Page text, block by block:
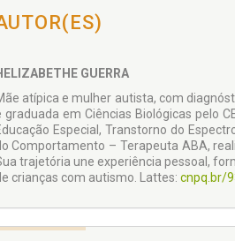
GUERRA
atípica e mulher autista, com
graduada em Ciências Biológicas pelo
Especial, Transtorno do
Comportamento – Terapeuta ABA,
trajetória une experiência pessoal,
crianças com autismo. Lattes: cnpq.br/